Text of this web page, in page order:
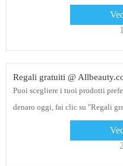
Regali gratuiti @
Puoi scegliere i tuoi prodotti
denaro oggi, fai clic su "Regali